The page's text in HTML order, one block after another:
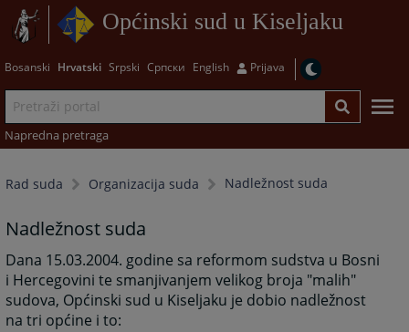
Općinski sud u Kiseljaku
Bosanski Hrvatski Srpski Српски English Prijava
Napredna pretraga
Rad suda Organizacija suda Nadležnost suda
Nadležnost suda
Dana 15.03.2004. godine sa reformom sudstva u Bosni
i Hercegovini te smanjivanjem velikog broja "malih"
sudova, Općinski sud u Kiseljaku je dobio nadležnost
na tri općine i to: